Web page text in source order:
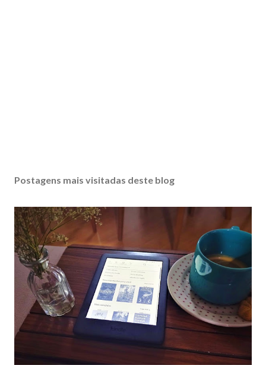
Postagens mais visitadas deste blog